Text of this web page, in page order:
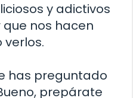
y adictivos
nos hacen
verlos.
has preguntado
prepárate